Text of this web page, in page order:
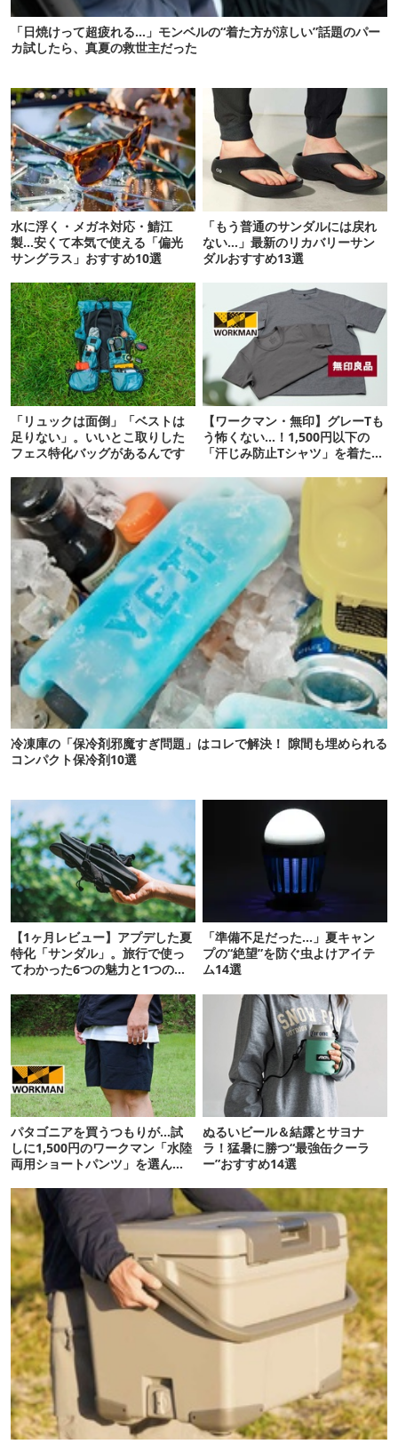
「日焼けって超疲れる…」モンベルの“着た方が涼しい”話題のパー
カ試したら、真夏の救世主だった
水に浮く・メガネ対応・鯖江
製…安くて本気で使える「偏光
サングラス」おすすめ10選
「もう普通のサンダルには戻れ
ない…」最新のリカバリーサン
ダルおすすめ13選
「リュックは面倒」「ベストは
足りない」。いいとこ取りした
フェス特化バッグがあるんです
【ワークマン・無印】グレーTも
う怖くない…！1,500円以下の
「汗じみ防止Tシャツ」を着たら
冷凍庫の「保冷剤邪魔すぎ問題」はコレで解決！ 隙間も埋められる
コンパクト保冷剤10選
【1ヶ月レビュー】アプデした夏
特化「サンダル」。旅行で使っ
てわかった6つの魅力と1つの注
「準備不足だった…」夏キャン
プの“絶望”を防ぐ虫よけアイテ
ム14選
パタゴニアを買うつもりが…試
しに1,500円のワークマン「水陸
両用ショートパンツ」を選んだ
ぬるいビール＆結露とサヨナ
ラ！猛暑に勝つ“最強缶クーラ
ー”おすすめ14選